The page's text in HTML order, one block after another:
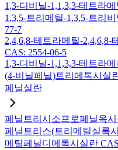
1,3-디비닐-1,1,3,3-테트라
1,3,5-트리메틸-1,3,5-트리
77-7
2,4,6,8-테트라메틸-
CAS: 2554-06-5
1,3-디비닐-1,1,3,3-테트라
(4-비닐페닐)트리메톡시실
페닐실란
페닐트리시소프로페닐옥시
페닐트리스(트리메틸실록
메틸페닐디메톡시실란